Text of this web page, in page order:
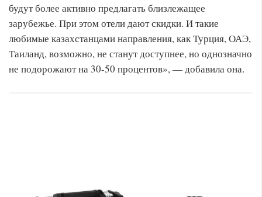
будут более активно предлагать близлежащее
зарубежье. При этом отели дают скидки. И такие
любимые казахстанцами направления, как Турция, ОАЭ,
Таиланд, возможно, не станут доступнее, но однозначно
не подорожают на 30-50 процентов», — добавила она.